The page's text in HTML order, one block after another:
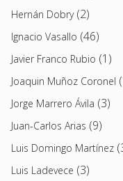
Hernán Dobry(2)
Ignacio Vasallo (46)
Javier Franco Rubio (1)
Joaquin Muñoz Coronel
Jorge Marrero Ávila (3)
Juan-Carlos Arias (9)
Luis Domingo Martínez
Luis Ladevece (3)